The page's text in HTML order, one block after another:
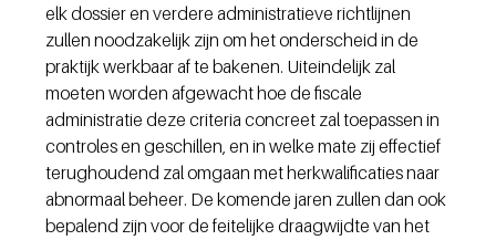
elk dossier en verdere administratieve richtlijnen
zullen noodzakelijk zijn om het onderscheid in de
praktijk werkbaar af te bakenen. Uiteindelijk zal
moeten worden afgewacht hoe de fiscale
administratie deze criteria concreet zal toepassen in
controles en geschillen, en in welke mate zij effectief
terughoudend zal omgaan met herkwalificaties naar
abnormaal beheer. De komende jaren zullen dan ook
bepalend zijn voor de feitelijke draagwijdte van het